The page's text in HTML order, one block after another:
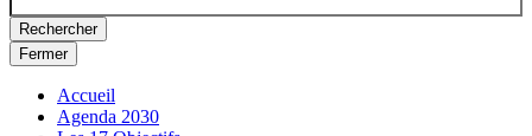
Rechercher
Fermer
Accueil
Agenda 2030